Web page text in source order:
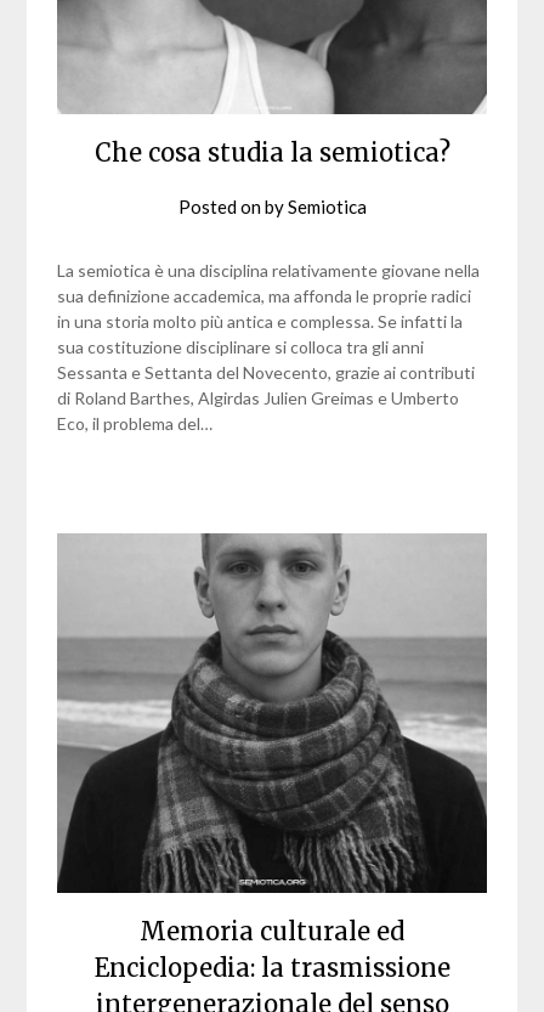
Che cosa studia la semiotica?
Posted onbySemiotica
La semiotica è una disciplina relativamente giovane nella
sua definizione accademica, ma affonda le proprie radici
in una storia molto più antica e complessa. Se infatti la
sua costituzione disciplinare si colloca tra gli anni
Sessanta e Settanta del Novecento, grazie ai contributi
di Roland Barthes, Algirdas Julien Greimas e Umberto
Eco, il problema del…
Memoria culturale ed
Enciclopedia: la trasmissione
intergenerazionale del senso